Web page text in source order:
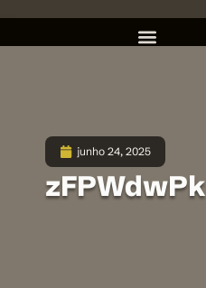
junho 24, 2025
zFPWdwPk